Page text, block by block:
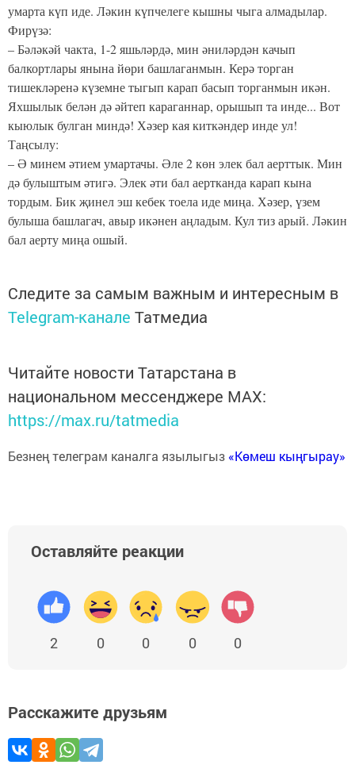
умарта күп иде. Ләкин күпчелеге кышны чыга алмадылар.
Фирүзә:
– Бәләкәй чакта, 1-2 яшьләрдә, мин әниләрдән качып
балкортлары янына йөри башлаганмын. Керә торган
тишекләренә күземне тыгып карап басып торганмын икән.
Яхшылык белән дә әйтеп караганнар, орышып та инде... Вот
кыюлык булган миндә! Хәзер кая киткәндер инде ул!
Таңсылу:
– Ә минем әтием умартачы. Әле 2 көн элек бал аерттык. Мин
дә булыштым әтигә. Элек әти бал аертканда карап кына
тордым. Бик җинел эш кебек тоела иде миңа. Хәзер, үзем
булыша башлагач, авыр икәнен аңладым. Кул тиз арый. Ләкин
бал аерту миңа ошый.
Следите за самым важным и интересным в
Telegram-канале Татмедиа
Читайте новости Татарстана в
национальном мессенджере MАХ:
https://max.ru/tatmedia
Безнең телеграм каналга язылыгыз «Көмеш кыңгырау»
Оставляйте реакции
2 0 0 0 0
Расскажите друзьям